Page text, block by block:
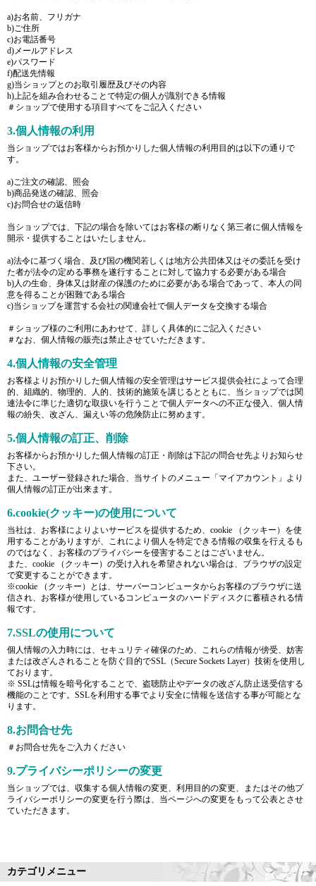
a)お名前、フリガナ
b)ご住所
c)お電話番号
d)メールアドレス
e)パスワード
f)配送先情報
g)当ショップとのお取引履歴及びその内容
h)上記を組み合わせることで特定の個人が識別できる情報
＃ショップで使用する項目すべてをご記入ください
3.個人情報の利用
当ショップではお客様からお預かりした個人情報の利用目的は以下の通りで
す。
a)ご注文の確認、照会
b)商品発送の確認、照会
c)お問合せの返信時
当ショップでは、下記の場合を除いてはお客様の断りなく第三者に個人情報を
開示・提供することはいたしません。
a)法令に基づく場合、及び国の機関若しくは地方公共団体又はその委託を受け
た者が法令の定める事務を遂行することに対して協力する必要がある場合
b)人の生命、身体又は財産の保護のために必要がある場合であって、本人の同
意を得ることが困難である場合
c)当ショップを運営する会社の関連会社で個人データを交換する場合
＃ショップ様のご利用にあわせて、詳しく具体的にご記入ください
＃なお、個人情報の販売は禁止させていただきます。
4.個人情報の安全管理
お客様よりお預かりした個人情報の安全管理はサービス提供会社によって合理
的、組織的、物理的、人的、技術的施策を講じるとともに、当ショップでは関
連法令に準じた適切な取扱いを行うことで個人データへの不正な侵入、個人情
報の紛失、改ざん、漏えい等の危険防止に努めます。
5.個人情報の訂正、削除
お客様からお預かりした個人情報の訂正・削除は下記の問合せ先よりお知らせ
下さい。
また、ユーザー登録された場合、当サイトのメニュー「マイアカウント」より
個人情報の訂正が出来ます。
6.cookie(クッキー)の使用について
当社は、お客様によりよいサービスを提供するため、cookie （クッキー）を使
用することがありますが、これにより個人を特定できる情報の収集を行えるも
のではなく、お客様のプライバシーを侵害することはございません。
また、cookie （クッキー）の受け入れを希望されない場合は、ブラウザの設定
で変更することができます。
※cookie （クッキー）とは、サーバーコンピュータからお客様のブラウザに送
信され、お客様が使用しているコンピュータのハードディスクに蓄積される情
報です。
7.SSLの使用について
個人情報の入力時には、セキュリティ確保のため、これらの情報が傍受、妨害
または改ざんされることを防ぐ目的でSSL（Secure Sockets Layer）技術を使用し
ております。
※ SSLは情報を暗号化することで、盗聴防止やデータの改ざん防止送受信する
機能のことです。SSLを利用する事でより安全に情報を送信する事が可能とな
ります。
8.お問合せ先
＃お問合せ先をご入力ください
9.プライバシーポリシーの変更
当ショップでは、収集する個人情報の変更、利用目的の変更、またはその他プ
ライバシーポリシーの変更を行う際は、当ページへの変更をもって公表とさせ
ていただきます。
カテゴリメニュー